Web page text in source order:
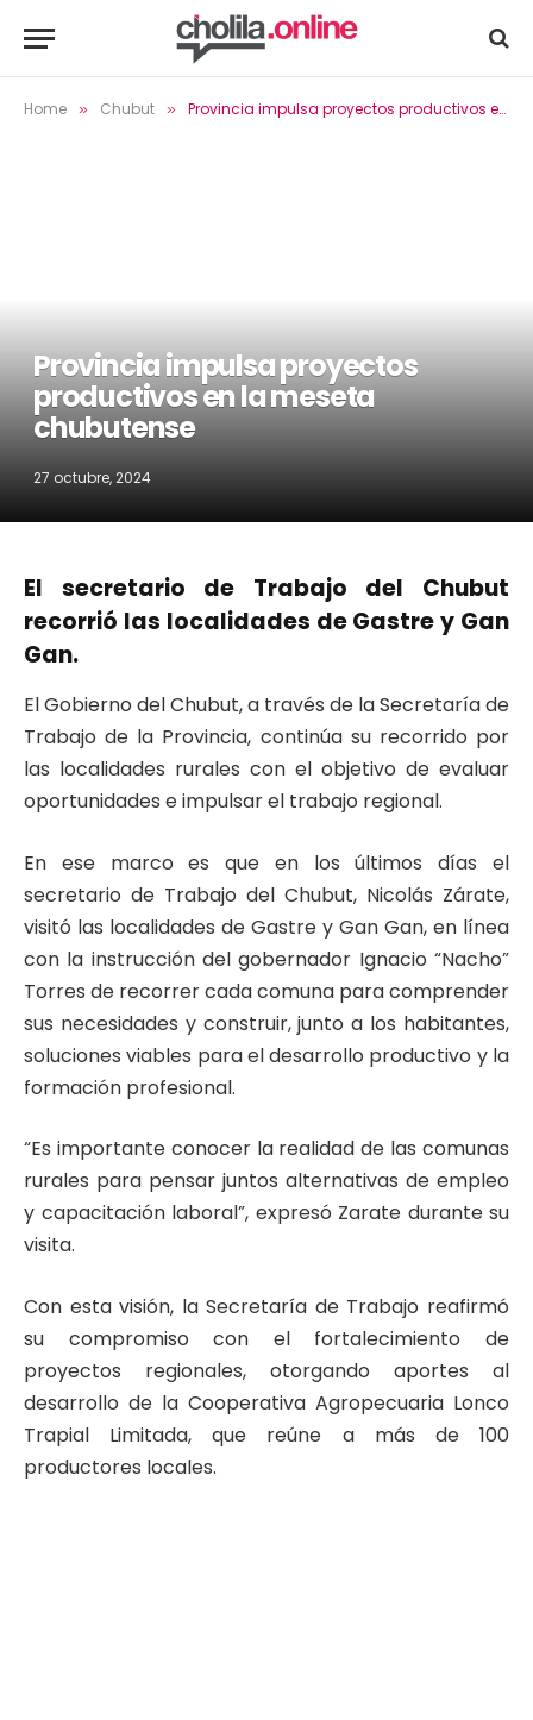
Home » Chubut » Provincia impulsa proyectos productivos en la meseta chubutense
Provincia impulsa proyectos
productivos en la meseta
chubutense
27 octubre, 2024
El secretario de Trabajo del Chubut
recorrió las localidades de Gastre y Gan
Gan.
El Gobierno del Chubut, a través de la Secretaría de
Trabajo de la Provincia, continúa su recorrido por
las localidades rurales con el objetivo de evaluar
oportunidades e impulsar el trabajo regional.
En ese marco es que en los últimos días el
secretario de Trabajo del Chubut, Nicolás Zárate,
visitó las localidades de Gastre y Gan Gan, en línea
con la instrucción del gobernador Ignacio “Nacho”
Torres de recorrer cada comuna para comprender
sus necesidades y construir, junto a los habitantes,
soluciones viables para el desarrollo productivo y la
formación profesional.
“Es importante conocer la realidad de las comunas
rurales para pensar juntos alternativas de empleo
y capacitación laboral”, expresó Zarate durante su
visita.
Con esta visión, la Secretaría de Trabajo reafirmó
su compromiso con el fortalecimiento de
proyectos regionales, otorgando aportes al
desarrollo de la Cooperativa Agropecuaria Lonco
Trapial Limitada, que reúne a más de 100
productores locales.